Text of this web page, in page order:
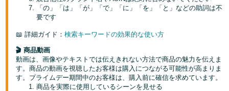
「の」「は」「が」「で」「に」「を」「と」などの助詞は不
要です
📖 詳細ガイド：検索キーワードの効果的な使い方
🎬 商品動画
動画は、画像やテキストでは伝えきれない方法で商品の魅力を伝えま
す。商品の動画を視聴したお客様は購入につながる可能性が高まりま
す。プライムデー期間中のお客様は、購入前に確信を求めています。
商品を実際に使用しているシーンを見せる